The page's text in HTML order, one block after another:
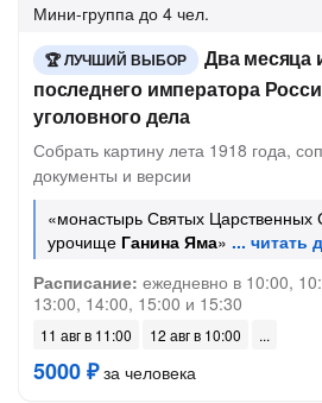
Мини-группа до 4 чел.
ЛУЧШИЙ ВЫБОР
Два месяца
последнего императора
уголовного дела
Собрать картину лета 1918 года,
документы и версии
«монастырь Святых Царственных
урочище Ганина Яма»
Расписание: ежедневно в 10:00,
13:00, 14:00, 15:00 и 15:30
11 авг в 11:00 12 авг в 10:00
5000 ₽за человека